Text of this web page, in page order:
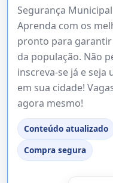
Segurança
Aprenda com os
pronto para
da população. Não
inscreva-se já e
em sua cidade!
agora mesmo!
Conteúdo atualizado
Compra segura